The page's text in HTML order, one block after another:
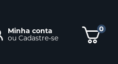
Minha conta
ou Cadastre-se
0